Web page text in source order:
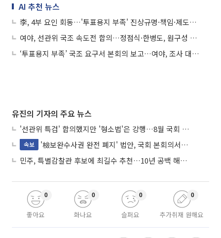
AI 추천 뉴스
李, 4부 요인 회동…'투표용지 부족' 진상규명·책임·제도개선 논의
여야, 선관위 국조 속도전 합의…정점식·한병도, 원구성 협상 시동
‘투표용지 부족’ 국조 요구서 본회의 보고…여야, 조사 대상·위원장 놓고 협상 돌입
유진의 기자의 주요 뉴스
'선관위 특검' 합의했지만 '형소법'은 강행…8월 국회 '입법 2차전' 예고
속보
'檢보완수사권 완전 폐지' 법안, 국회 본회의서 민주당 주도 통과
민주, 특별감찰관 후보에 최길수 추천…10년 공백 해소 속도
좋아요
0
화나요
0
슬퍼요
0
추가취재 원해요
0